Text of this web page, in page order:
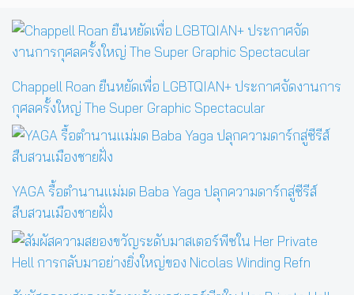
Chappell Roan ยืนหยัดเพื่อ LGBTQIAN+ ประกาศจัดงานการ
กุศลครั้งใหญ่ The Super Graphic Spectacular
YAGA รื้อตำนานแม่มด Baba Yaga ปลุกความดาร์กสู่ซีรีส์
สืบสวนเมืองชายฝั่ง